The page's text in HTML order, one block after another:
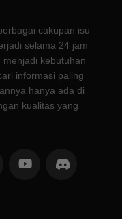
cakupan isu
selama 24 jam
kebutuhan
informasi paling
hanya ada di
kualitas yang